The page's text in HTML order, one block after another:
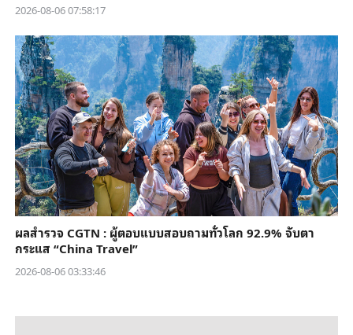
2026-08-06 07:58:17
ผลสำรวจ CGTN : ผู้ตอบแบบสอบถามทั่วโลก 92.9% จับตา
กระแส “China Travel”
2026-08-06 03:33:46